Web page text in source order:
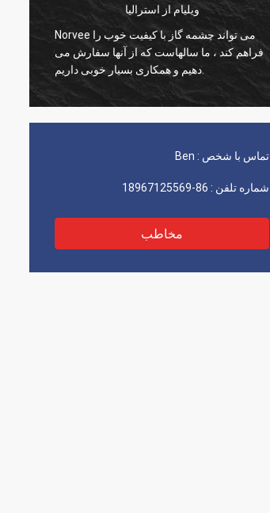
ویلیام از استرالیا
Norvee می تواند چشمه گاز با کیفیت خوب را
فراهم کند ، ما سالهاست که از آنها سفارش می
تماس با شخص : Ben
شماره تلفن : 86-18967125569
مخاطب